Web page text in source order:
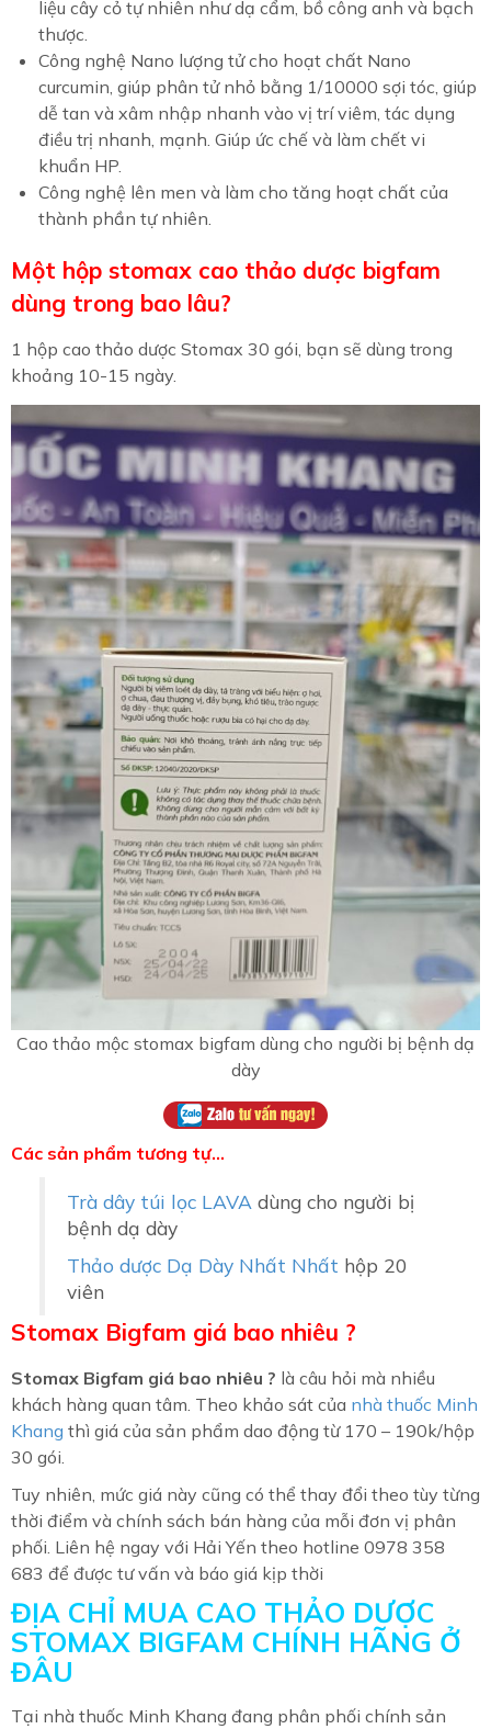
liệu cây cỏ tự nhiên như dạ cẩm, bồ công anh và bạch
thược.
Công nghệ Nano lượng tử cho hoạt chất Nano
curcumin, giúp phân tử nhỏ bằng 1/10000 sợi tóc, giúp
dễ tan và xâm nhập nhanh vào vị trí viêm, tác dụng
điều trị nhanh, mạnh. Giúp ức chế và làm chết vi
khuẩn HP.
Công nghệ lên men và làm cho tăng hoạt chất của
thành phần tự nhiên.
Một hộp stomax cao thảo dược bigfam
dùng trong bao lâu?
1 hộp cao thảo dược Stomax 30 gói, bạn sẽ dùng trong
khoảng 10-15 ngày.
Cao thảo mộc stomax bigfam dùng cho người bị bệnh dạ
dày
Các sản phẩm tương tự…
Trà dây túi lọc LAVAdùng cho người bị
bệnh dạ dày
Thảo dược Dạ Dày Nhất Nhất hộp 20
viên
Stomax Bigfam giá bao nhiêu ?
Stomax Bigfam giá bao nhiêu ? là câu hỏi mà nhiều
khách hàng quan tâm. Theo khảo sát của nhà thuốc Minh
Khang thì giá của sản phẩm dao động từ 170 – 190k/hộp
30 gói.
Tuy nhiên, mức giá này cũng có thể thay đổi theo tùy từng
thời điểm và chính sách bán hàng của mỗi đơn vị phân
phối. Liên hệ ngay với Hải Yến theo hotline 0978 358
683 để được tư vấn và báo giá kịp thời
ĐỊA CHỈ MUA CAO THẢO DƯỢC
STOMAX BIGFAM CHÍNH HÃNG Ở
ĐÂU
Tại nhà thuốc Minh Khang đang phân phối chính sản